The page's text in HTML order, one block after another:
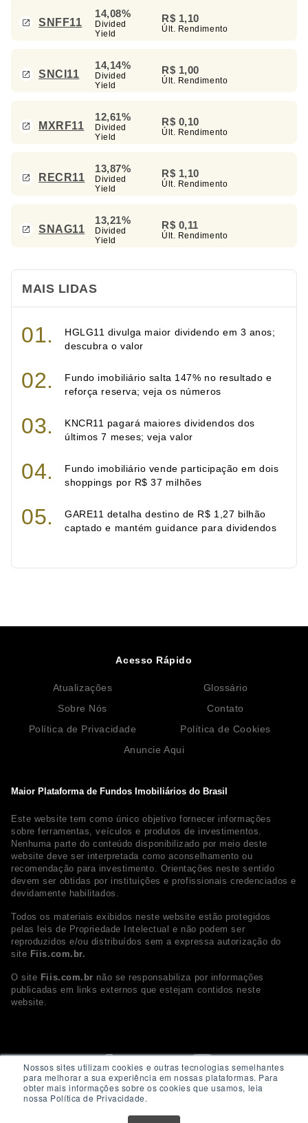
Nossos sites utilizam cookies e outras tecnologias semelhantes
para melhorar a sua experiência em nossas plataformas. Para
obter mais informações sobre os cookies que usamos, leia
nossa Política de Privacidade.
SNFF11
14,08%
Divided
Yield
R$ 1,10
Últ. Rendimento
SNCI11
14,14%
Divided
Yield
R$ 1,00
Últ. Rendimento
MXRF11
12,61%
Divided
Yield
R$ 0,10
Últ. Rendimento
RECR11
13,87%
Divided
Yield
R$ 1,10
Últ. Rendimento
SNAG11
13,21%
Divided
Yield
R$ 0,11
Últ. Rendimento
MAIS LIDAS
HGLG11 divulga maior dividendo em 3 anos;
descubra o valor
Fundo imobiliário salta 147% no resultado e
reforça reserva; veja os números
KNCR11 pagará maiores dividendos dos
últimos 7 meses; veja valor
Fundo imobiliário vende participação em dois
shoppings por R$ 37 milhões
GARE11 detalha destino de R$ 1,27 bilhão
captado e mantém guidance para dividendos
Maior Plataforma de Fundos Imobiliários do Brasil
Este website tem como único objetivo fornecer informações
sobre ferramentas, veículos e produtos de investimentos.
Nenhuma parte do conteúdo disponibilizado por meio deste
website deve ser interpretada como aconselhamento ou
recomendação para investimento. Orientações neste sentido
devem ser obtidas por instituições e profissionais credenciados e
devidamente habilitados.
Todos os materiais exibidos neste website estão protegidos
pelas leis de Propriedade Intelectual e não podem ser
reproduzidos e/ou distribuídos sem a expressa autorização do
site Fiis.com.br.
O site Fiis.com.br não se responsabiliza por informações
publicadas em links externos que estejam contidos neste
website.
Acesso Rápido
Atualizações
Glossário
Sobre Nós
Contato
Política de Privacidade
Política de Cookies
Anuncie Aqui